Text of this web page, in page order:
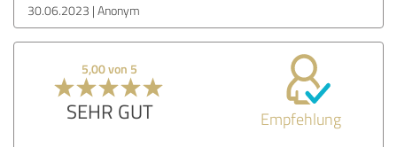
30.06.2023 Anonym
5,00 von 5
SEHR GUT Empfehlung